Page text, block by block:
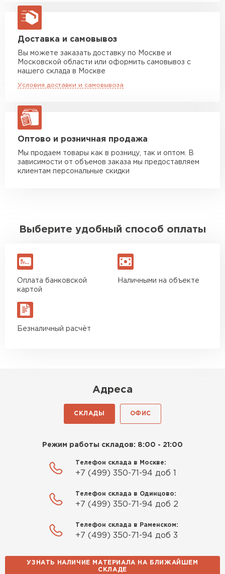
Машина до 20 тн до 80 м3
макс. длина груза 13,5 м
Манипулятор до 5 тн
Манипулятор до 10 тн
макс. длина груза 8 м
макс. длина груза 13,5 м
ЗАКАЗАТЬ С ДОСТАВКОЙ
Доставка и самовывоз
Вы можете заказать доставку по Москве и
Московской области или оформить самовывоз с
нашего склада в Москве
Условия доставки и самовывоза
Оптово и розничная продажа
Мы продаем товары как в розницу, так и оптом. В
зависимости от объемов заказа мы предоставляем
клиентам персональные скидки
Выберите удобный способ оплаты
Оплата банковской
картой
Наличными на объекте
Безналичный расчёт
Адреса
СКЛАДЫ ОФИС
Режим работы складов: 8:00 - 21:00
Телефон склада в Москве:
+7 (499) 350-71-94 доб 1
Телефон склада в Одинцово:
+7 (499) 350-71-94 доб 2
Телефон склада в Раменском:
+7 (499) 350-71-94 доб 3
УЗНАТЬ НАЛИЧИЕ МАТЕРИАЛА НА БЛИЖАЙШЕМ
СКЛАДЕ